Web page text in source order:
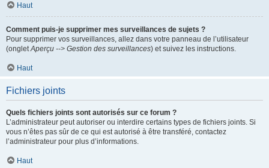
Haut
Comment puis-je supprimer mes surveillances de sujets ?
Pour supprimer vos surveillances, allez dans votre panneau de l’utilisateur
(ongletAperçu --> Gestion des surveillances) et suivez les instructions.
Haut
Fichiers joints
Quels fichiers joints sont autorisés sur ce forum ?
L’administrateur peut autoriser ou interdire certains types de fichiers joints. Si
vous n’êtes pas sûr de ce qui est autorisé à être transféré, contactez
l’administrateur pour plus d’informations.
Haut